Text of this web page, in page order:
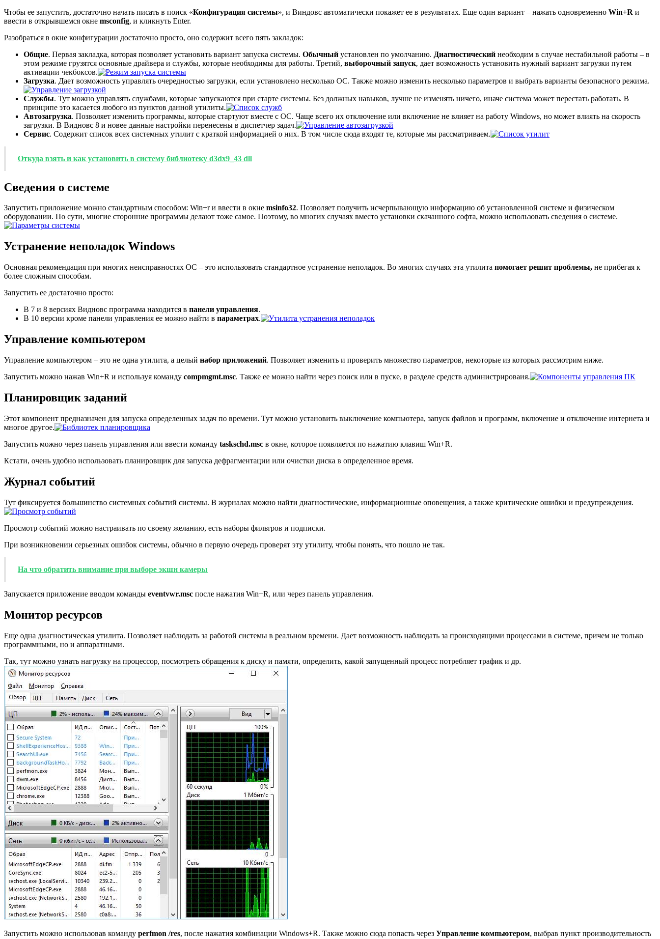
Чтобы ее запустить, достаточно начать писать в поиск «Конфигурация системы», и Виндовс автоматически покажет ее в результатах. Еще один вариант – нажать одновременно Win+R и
ввести в открывшемся окне msconfig, и кликнуть Enter.
Разобраться в окне конфигурации достаточно просто, оно содержит всего пять закладок:
Общие. Первая закладка, которая позволяет установить вариант запуска системы. Обычный установлен по умолчанию. Диагностический необходим в случае нестабильной работы – в
этом режиме грузятся основные драйвера и службы, которые необходимы для работы. Третий, выборочный запуск, дает возможность установить нужный вариант загрузки путем
активации чекбоксов.
Загрузка. Дает возможность управлять очередностью загрузки, если установлено несколько ОС. Также можно изменить несколько параметров и выбрать варианты безопасного режима.
Службы. Тут можно управлять службами, которые запускаются при старте системы. Без должных навыков, лучше не изменять ничего, иначе система может перестать работать. В
принципе это касается любого из пунктов данной утилиты.
Автозагрузка. Позволяет изменить программы, которые стартуют вместе с ОС. Чаще всего их отключение или включение не влияет на работу Windows, но может влиять на скорость
загрузки. В Видновс 8 и новее данные настройки перенесены в диспетчер задач.
Сервис. Содержит список всех системных утилит с краткой информацией о них. В том числе сюда входят те, которые мы рассматриваем.
Откуда взять и как установить в систему библиотеку d3dx9_43 dll
Сведения о системе
Запустить приложение можно стандартным способом: Win+r и ввести в окне msinfo32. Позволяет получить исчерпывающую информацию об установленной системе и физическом
оборудовании. По сути, многие сторонние программы делают тоже самое. Поэтому, во многих случаях вместо установки скачанного софта, можно использовать сведения о системе.
Устранение неполадок Windows
Основная рекомендация при многих неисправностях ОС – это использовать стандартное устранение неполадок. Во многих случаях эта утилита помогает решит проблемы, не прибегая к
более сложным способам.
Запустить ее достаточно просто:
В 7 и 8 версиях Видновс программа находится в панели управления.
В 10 версии кроме панели управления ее можно найти в параметрах.
Управление компьютером
Управление компьютером – это не одна утилита, а целый набор приложений. Позволяет изменить и проверить множество параметров, некоторые из которых рассмотрим ниже.
Запустить можно нажав Win+R и используя команду compmgmt.msc. Также ее можно найти через поиск или в пуске, в разделе средств администрироваия.
Планировщик заданий
Этот компонент предназначен для запуска определенных задач по времени. Тут можно установить выключение компьютера, запуск файлов и программ, включение и отключение интернета и
многое другое.
Запустить можно через панель управления или ввести команду taskschd.msc в окне, которое появляется по нажатию клавиш Win+R.
Кстати, очень удобно использовать планировщик для запуска дефрагментации или очистки диска в определенное время.
Журнал событий
Тут фиксируется большинство системных событий системы. В журналах можно найти диагностические, информационные оповещения, а также критические ошибки и предупреждения.
Просмотр событий можно настраивать по своему желанию, есть наборы фильтров и подписки.
При возникновении серьезных ошибок системы, обычно в первую очередь проверят эту утилиту, чтобы понять, что пошло не так.
На что обратить внимание при выборе экшн камеры
Запускается приложение вводом команды eventvwr.msc после нажатия Win+R, или через панель управления.
Монитор ресурсов
Еще одна диагностическая утилита. Позволяет наблюдать за работой системы в реальном времени. Дает возможность наблюдать за происходящими процессами в системе, причем не только
программными, но и аппаратными.
Так, тут можно узнать нагрузку на процессор, посмотреть обращения к диску и памяти, определить, какой запущенный процесс потребляет трафик и др.
Запустить можно использовав команду perfmon /res, после нажатия комбинации Windows+R. Также можно сюда попасть через Управление компьютером, выбрав пункт производительность